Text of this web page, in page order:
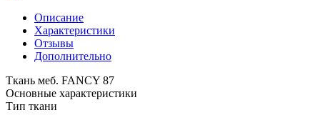
Описание
Характеристики
Отзывы
Дополнительно
Ткань меб. FANCY 87
Основные характеристики
Тип ткани